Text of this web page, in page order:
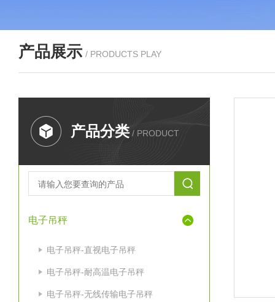
产品展示 / PRODUCTS PLAY
产品分类 / PRODUCT
电子吊秤
电子吊秤-直视电子吊秤
电子吊秤-耐高温电子吊秤
电子吊秤-无线传输电子吊秤